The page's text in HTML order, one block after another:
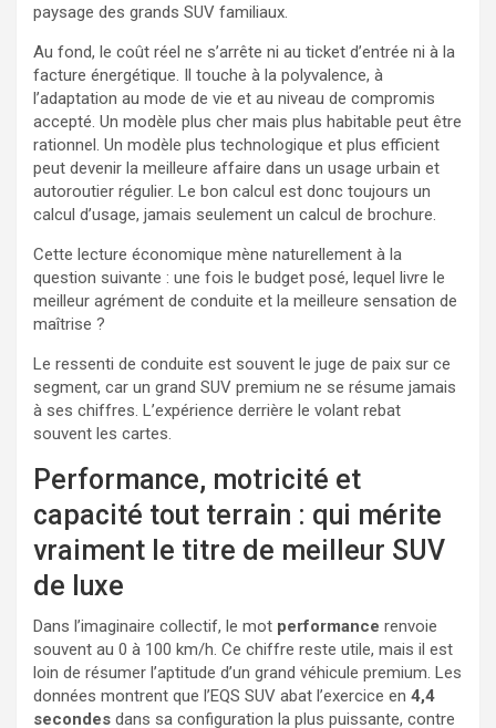
paysage des grands SUV familiaux.
Au fond, le coût réel ne s’arrête ni au ticket d’entrée ni à la
facture énergétique. Il touche à la polyvalence, à
l’adaptation au mode de vie et au niveau de compromis
accepté. Un modèle plus cher mais plus habitable peut être
rationnel. Un modèle plus technologique et plus efficient
peut devenir la meilleure affaire dans un usage urbain et
autoroutier régulier. Le bon calcul est donc toujours un
calcul d’usage, jamais seulement un calcul de brochure.
Cette lecture économique mène naturellement à la
question suivante : une fois le budget posé, lequel livre le
meilleur agrément de conduite et la meilleure sensation de
maîtrise ?
Le ressenti de conduite est souvent le juge de paix sur ce
segment, car un grand SUV premium ne se résume jamais
à ses chiffres. L’expérience derrière le volant rebat
souvent les cartes.
Performance, motricité et
capacité tout terrain : qui mérite
vraiment le titre de meilleur SUV
de luxe
Dans l’imaginaire collectif, le mot performance renvoie
souvent au 0 à 100 km/h. Ce chiffre reste utile, mais il est
loin de résumer l’aptitude d’un grand véhicule premium. Les
données montrent que l’EQS SUV abat l’exercice en 4,4
secondes dans sa configuration la plus puissante, contre